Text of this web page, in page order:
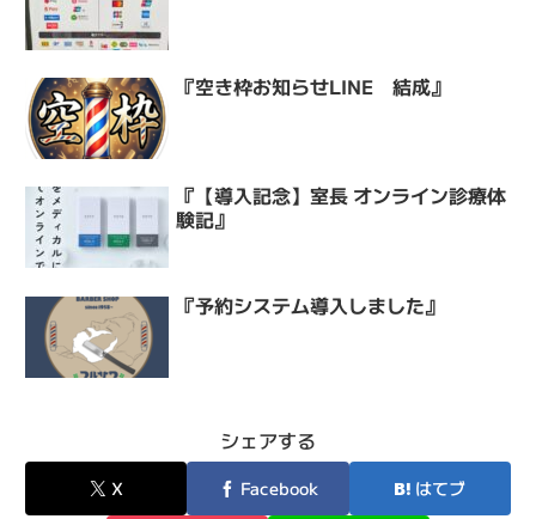
『空き枠お知らせLINE 結成』
『【導入記念】室長 オンライン診療体
験記』
『予約システム導入しました』
シェアする
X Facebook はてブ